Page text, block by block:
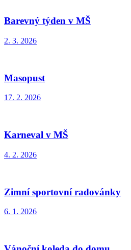
Barevný týden v MŠ
2. 3. 2026
Masopust
17. 2. 2026
Karneval v MŠ
4. 2. 2026
Zimní sportovní radovánky
6. 1. 2026